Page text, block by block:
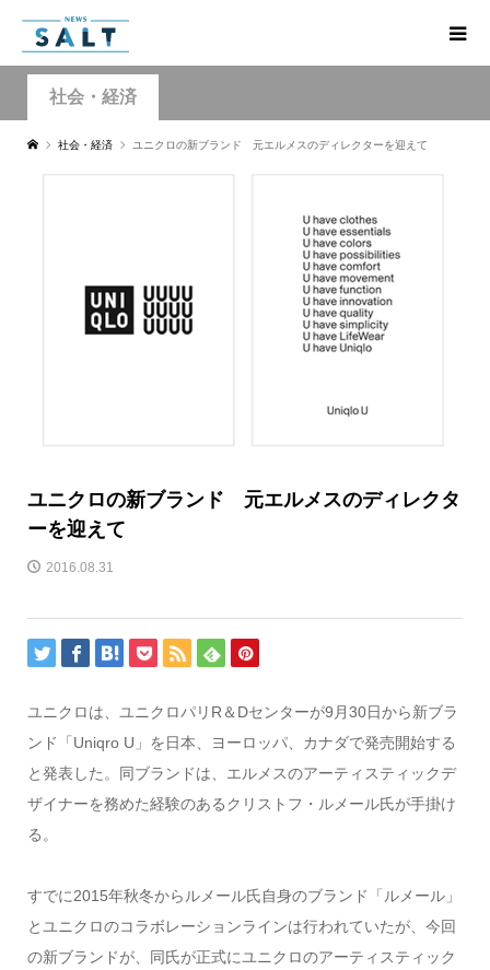
社会・経済
社会・経済 ユニクロの新ブランド 元エルメスのディレクターを迎えて
ユニクロの新ブランド 元エルメスのディレクタ
ーを迎えて
2016.08.31
ユニクロは、ユニクロパリR＆Dセンターが9月30日から新ブラ
ンド「Uniqro U」を日本、ヨーロッパ、カナダで発売開始する
と発表した。同ブランドは、エルメスのアーティスティックデ
ザイナーを務めた経験のあるクリストフ・ルメール氏が手掛け
る。
すでに2015年秋冬からルメール氏自身のブランド「ルメール」
とユニクロのコラボレーションラインは行われていたが、今回
の新ブランドが、同氏が正式にユニクロのアーティスティック